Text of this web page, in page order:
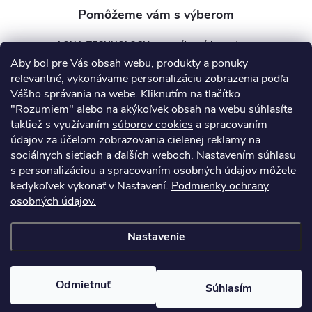
Aby bol pre Vás obsah webu, produkty a ponuky
relevantné, vykonávame personalizáciu zobrazenia podľa
Vášho správania na webe. Kliknutím na tlačítko
"Rozumiem" alebo na akýkoľvek obsah na webu súhlasíte
taktiež s využívaním súborov cookies a spracovaním
údajov za účelom zobrazovania cielenej reklamy na
sociálnych sietiach a ďalších weboch. Nastavením súhlasu
s personalizáciou a spracovaním osobných údajov môžete
kedykoľvek vykonať v Nastavení. Podmienky ochrany
osobných údajov.
Nastavenie
Odmietnuť Súhlasím
AQUA TECHNOLOGY s.r.o.
info @aquatechnology.sk
+421 911 991 394
Informácie pre vás
Kontakty Obchodné podmienky
nastavenie cookies